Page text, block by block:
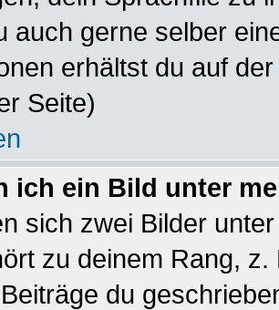
auch gerne selber
erhältst du auf
Seite)
ich ein Bild unter
sich zwei Bilder
zu deinem Rang,
du